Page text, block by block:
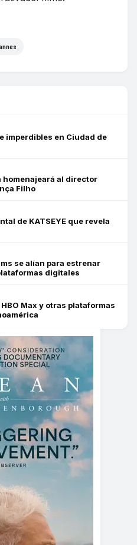
imperdibles en Ciudad de
homenajeará al director
Filho
de KATSEYE que revela
se alían para estrenar
digitales
Max y otras plataformas